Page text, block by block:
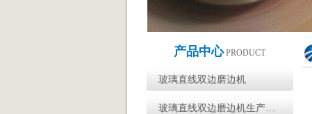
产品中心PRODUCT
玻璃直线双边磨边机
玻璃直线双边磨边机生产…